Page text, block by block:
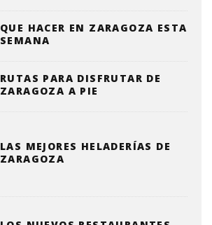
QUE HACER EN ZARAGOZA ESTA
SEMANA
RUTAS PARA DISFRUTAR DE
ZARAGOZA A PIE
LAS MEJORES HELADERÍAS DE
ZARAGOZA